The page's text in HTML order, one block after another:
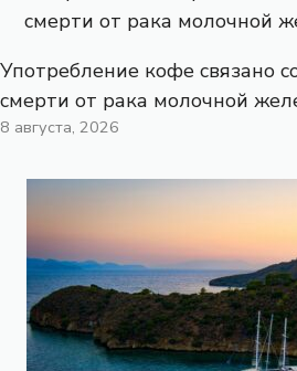
Употребление кофе связано
смерти от рака молочной
8 августа, 2026